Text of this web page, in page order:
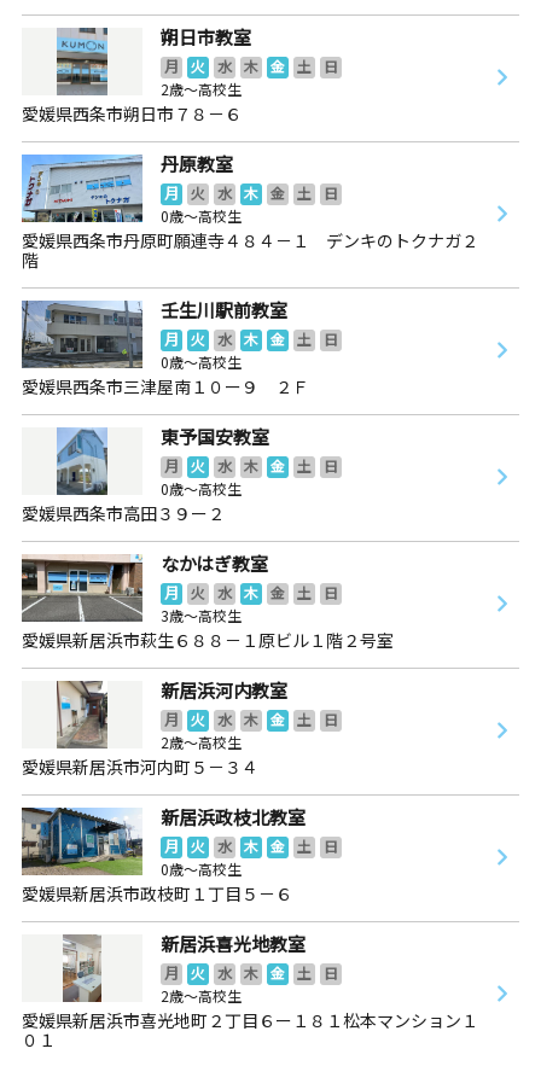
朔日市教室
月 火 水 木 金 土
日
2歳～高校生
愛媛県西条市朔日市７８－６
丹原教室
月 火 水 木 金 土
日
0歳～高校生
愛媛県西条市丹原町願連寺４８４－１ デンキのトクナガ２
階
壬生川駅前教室
月 火 水 木 金 土
日
0歳～高校生
愛媛県西条市三津屋南１０ー９ ２Ｆ
東予国安教室
月 火 水 木 金 土
日
0歳～高校生
愛媛県西条市高田３９ー２
なかはぎ教室
月 火 水 木 金 土
日
3歳～高校生
愛媛県新居浜市萩生６８８－１原ビル１階２号室
新居浜河内教室
月 火 水 木 金 土
日
2歳～高校生
愛媛県新居浜市河内町５－３４
新居浜政枝北教室
月 火 水 木 金 土
日
0歳～高校生
愛媛県新居浜市政枝町１丁目５－６
新居浜喜光地教室
月 火 水 木 金 土
日
2歳～高校生
愛媛県新居浜市喜光地町２丁目６ー１８１松本マンション１
０１